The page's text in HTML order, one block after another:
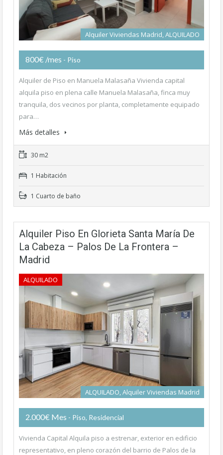
Alquiler Viviendas Madrid, ALQUILADO
800€ /mes - Piso
Alquiler de Piso en Manuela Malasaña Vivienda capital
alquila piso en plena calle Manuela Malasaña, finca muy
tranquila, dos vecinos por planta, completamente equipado
para…
Más detalles
30 m2
1 Habitación
1 Cuarto de baño
Alquiler Piso En Glorieta Santa María De
La Cabeza – Palos De La Frontera –
Madrid
ALQUILADO
ALQUILADO, Alquiler Viviendas Madrid
2.000€ Mes - Piso, Residencial
Vivienda Capital Alquila piso a estrenar, exterior en edificio
representativo, en pleno corazón del barrio de Palos de la